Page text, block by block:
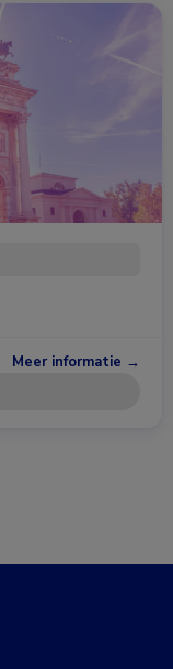
Meer informatie →